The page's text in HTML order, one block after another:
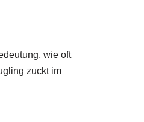
wie oft
zuckt im